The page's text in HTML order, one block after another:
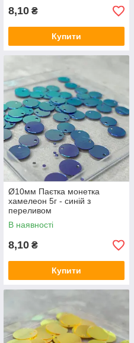
8,10 ₴
Купити
Ø10мм Паєтка монетка
хамелеон 5г - синій з
переливом
В наявності
8,10 ₴
Купити